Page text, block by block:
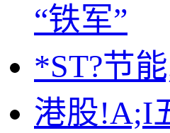
“铁军”
*ST?节
港股!A;I